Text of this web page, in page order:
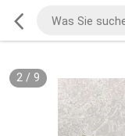
2/ 9